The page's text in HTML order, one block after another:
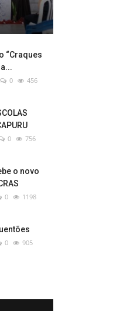
“Craques
0 456
0 756
o novo
0 1198
0 905